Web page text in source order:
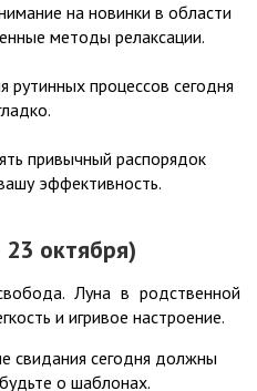
на новинки в области
методы релаксации.
рутинных процессов сегодня
привычный распорядок
эффективность.
октября)
Луна в родственной
и игривое настроение.
свидания сегодня должны
о шаблонах.